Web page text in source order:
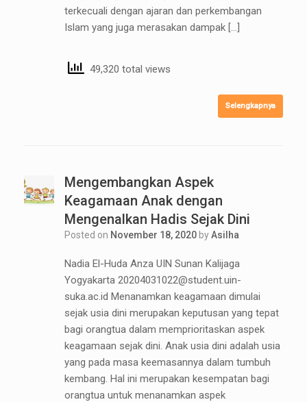
terkecuali dengan ajaran dan perkembangan
Islam yang juga merasakan dampak […]
49,320 total views
Selengkapnya
Mengembangkan Aspek
Keagamaan Anak dengan
Mengenalkan Hadis Sejak Dini
Posted on November 18, 2020 byAsilha
Nadia El-Huda Anza UIN Sunan Kalijaga
Yogyakarta 20204031022@student.uin-
suka.ac.id Menanamkan keagamaan dimulai
sejak usia dini merupakan keputusan yang tepat
bagi orangtua dalam memprioritaskan aspek
keagamaan sejak dini. Anak usia dini adalah usia
yang pada masa keemasannya dalam tumbuh
kembang. Hal ini merupakan kesempatan bagi
orangtua untuk menanamkan aspek